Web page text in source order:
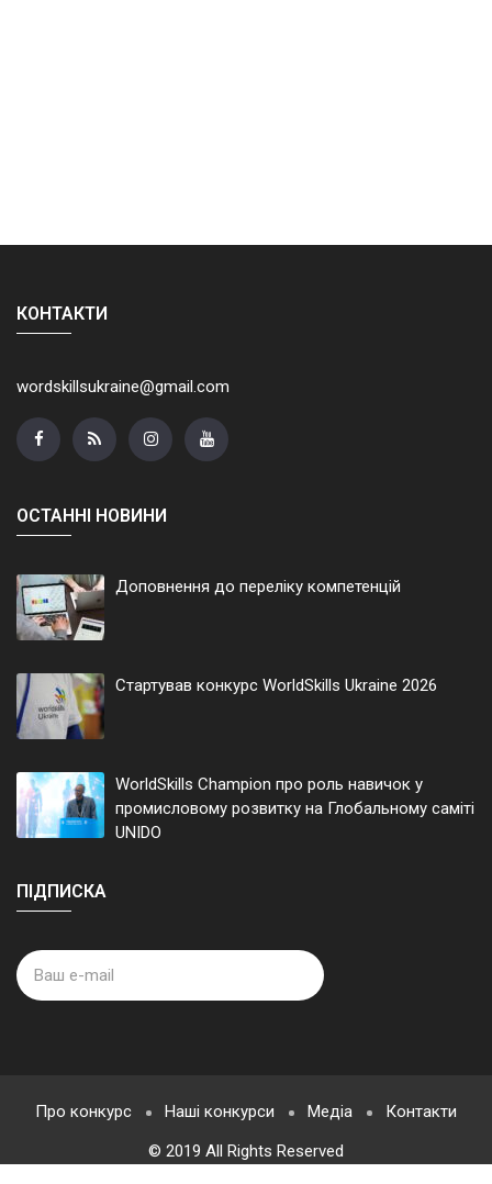
КОНТАКТИ
wordskillsukraine@gmail.com
ОСТАННІ НОВИНИ
Доповнення до переліку компетенцій
Стартував конкурс WorldSkills Ukraine 2026
WorldSkills Champion про роль навичок у
промисловому розвитку на Глобальному саміті
UNIDO
ПІДПИСКА
Про конкурс Наші конкурси Медіа
Контакти
© 2019 All Rights Reserved